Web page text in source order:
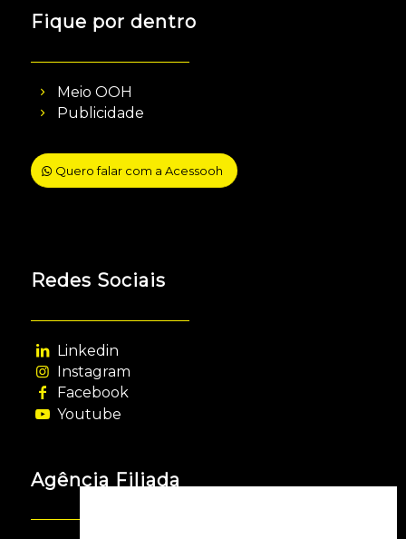
Fique por dentro
Meio OOH
Publicidade
Quero falar com a Acessooh
Redes Sociais
Linkedin
Instagram
Facebook
Youtube
Agência Filiada